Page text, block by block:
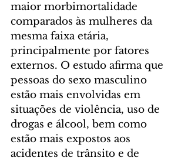
maior morbimortalidade
comparados às mulheres da
mesma faixa etária,
principalmente por fatores
externos. O estudo afirma que
pessoas do sexo masculino
estão mais envolvidas em
situações de violência, uso de
drogas e álcool, bem como
estão mais expostos aos
acidentes de trânsito e de